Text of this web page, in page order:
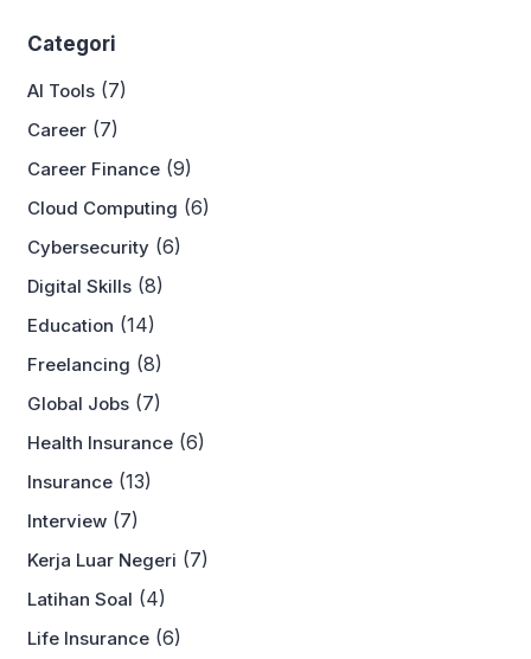
Categori
AI Tools (7)
Career (7)
Career Finance (9)
Cloud Computing (6)
Cybersecurity (6)
Digital Skills (8)
Education (14)
Freelancing (8)
Global Jobs (7)
Health Insurance (6)
Insurance (13)
Interview (7)
Kerja Luar Negeri (7)
Latihan Soal (4)
Life Insurance (6)